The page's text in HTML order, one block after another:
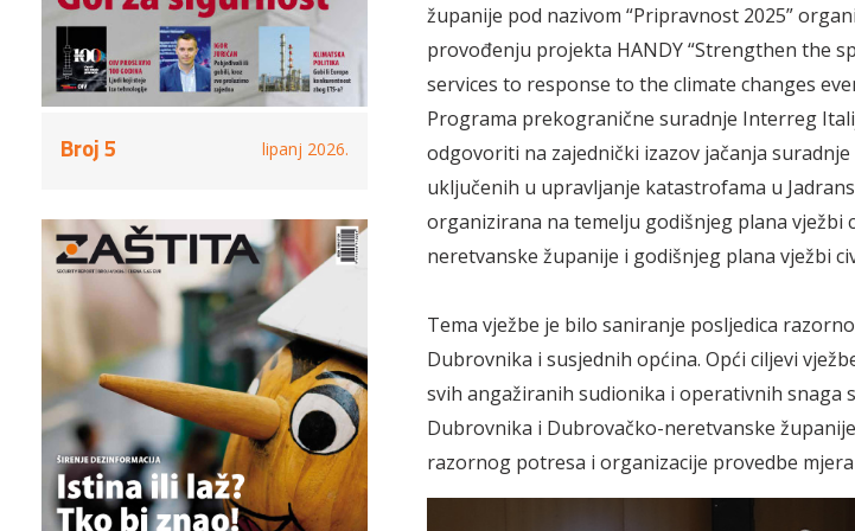
Broj 5 lipanj 2026.
županije pod nazivom “Pripravnost 2025”
provođenju projekta HANDY “Strengthen the
services to response to the climate changes
Programa prekogranične suradnje Interreg
odgovoriti na zajednički izazov jačanja
uključenih u upravljanje katastrofama u
organizirana na temelju godišnjeg plana vježbi
neretvanske županije i godišnjeg plana vježbi
Tema vježbe je bilo saniranje posljedica
Dubrovnika i susjednih općina. Opći ciljevi
svih angažiranih sudionika i operativnih snaga
Dubrovnika i Dubrovačko-neretvanske
razornog potresa i organizacije provedbe